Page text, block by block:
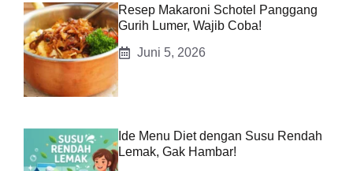
Resep Makaroni Schotel Panggang
Gurih Lumer, Wajib Coba!
Juni 5, 2026
Ide Menu Diet dengan Susu Rendah
Lemak, Gak Hambar!